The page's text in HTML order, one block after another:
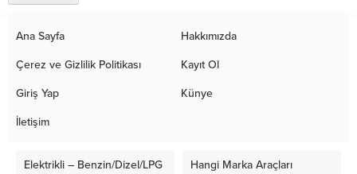
Ana Sayfa Hakkımızda
Çerez ve Gizlilik Politikası Kayıt Ol
Giriş Yap Künye
İletişim
Elektrikli – Benzin/Dizel/LPG Hangi Marka Araçları